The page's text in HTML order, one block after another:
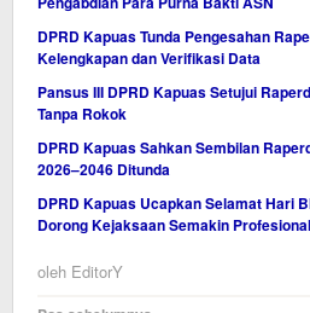
DPRD Kapuas Tunda Pengesahan
Kelengkapan dan Verifikasi Data
Pansus III DPRD Kapuas Setujui
Tanpa Rokok
DPRD Kapuas Sahkan Sembilan
2026–2046 Ditunda
DPRD Kapuas Ucapkan Selamat Hari
Dorong Kejaksaan Semakin Profesional
oleh EditorY